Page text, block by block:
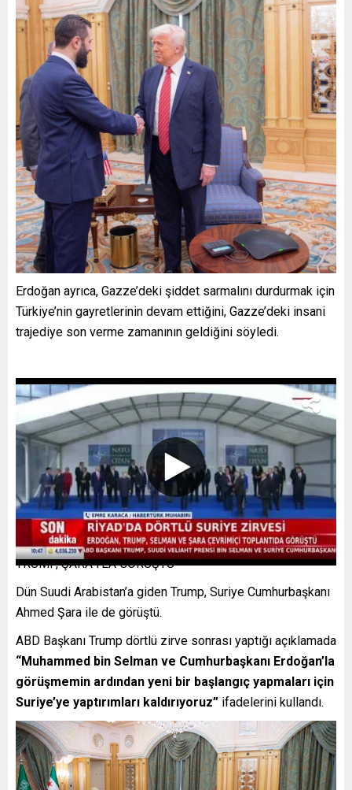
Erdoğan ayrıca, Gazze’deki şiddet sarmalını durdurmak için
Türkiye’nin gayretlerinin devam ettiğini, Gazze’deki insani
trajediye son verme zamanının geldiğini söyledi.
TRUMP, ŞARA’YLA GÖRÜŞTÜ
Dün Suudi Arabistan’a giden Trump, Suriye Cumhurbaşkanı
Ahmed Şara ile de görüştü.
ABD Başkanı Trump dörtlü zirve sonrası yaptığı açıklamada
“Muhammed bin Selman ve Cumhurbaşkanı Erdoğan’la
görüşmemin ardından yeni bir başlangıç yapmaları için
Suriye’ye yaptırımları kaldırıyoruz” ifadelerini kullandı.